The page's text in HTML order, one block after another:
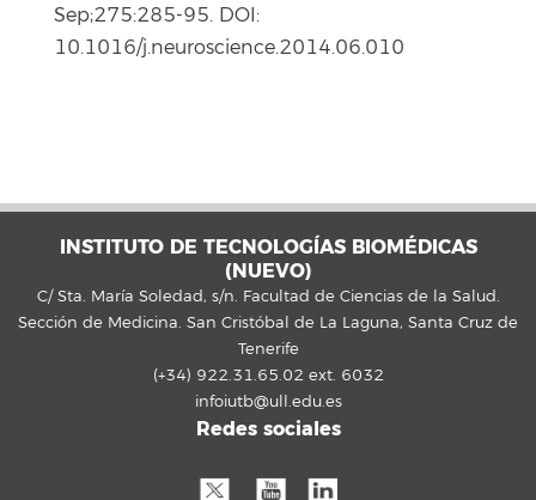
Sep;275:285-95. DOI:
10.1016/j.neuroscience.2014.06.010
INSTITUTO DE TECNOLOGÍAS BIOMÉDICAS
(NUEVO)
C/ Sta. María Soledad, s/n. Facultad de Ciencias de la Salud.
Sección de Medicina. San Cristóbal de La Laguna, Santa Cruz de
Tenerife
(+34) 922.31.65.02 ext. 6032
infoiutb@ull.edu.es
Redes sociales